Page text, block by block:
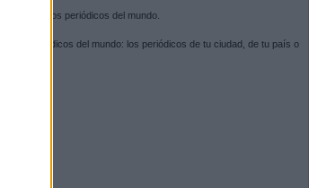
entrada a los periódicos del mundo.
los periódicos del mundo: los periódicos de tu ciudad, de tu país o